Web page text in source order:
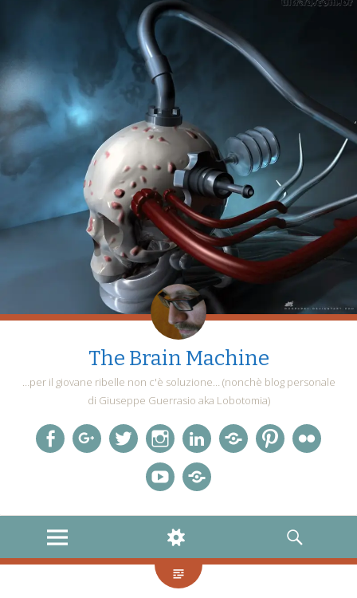
The Brain Machine
…per il giovane ribelle non c'è soluzione… (nonchè blog personale
di Giuseppe Guerrasio aka Lobotomia)
twitterInstagramLinkedIn
MENU
WIDGETS
SEARCH